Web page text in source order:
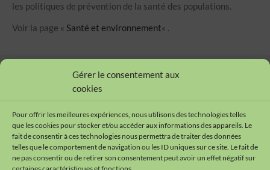
Gérer le consentement aux
cookies
Pour offrir les meilleures expériences, nous utilisons des technologies telles
que les cookies pour stocker et/ou accéder aux informations des appareils. Le
fait de consentir à ces technologies nous permettra de traiter des données
telles que le comportement de navigation ou les ID uniques sur ce site. Le fait de
ne pas consentir ou de retirer son consentement peut avoir un effet négatif sur
les politiques de prévention de la santé des populations.
Voir la page « Santé et environnement« .